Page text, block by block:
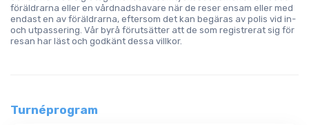
föräldrarna eller en vårdnadshavare när de reser ensam eller med
endast en av föräldrarna, eftersom det kan begäras av polis vid in-
och utpassering. Vår byrå förutsätter att de som registrerat sig för
resan har läst och godkänt dessa villkor.
Turnéprogram